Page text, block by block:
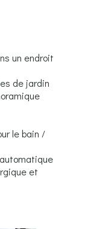
un endroit
de jardin
le bain /
et